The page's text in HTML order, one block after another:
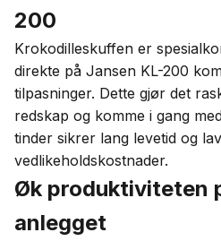
200
Krokodilleskuffen er
direkte på Jansen KL-200
tilpasninger. Dette gjør det
redskap og komme i gang
tinder sikrer lang levetid og
vedlikeholdskostnader.
Øk produktiviteten
anlegget